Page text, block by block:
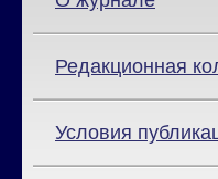
Редакционная
Условия